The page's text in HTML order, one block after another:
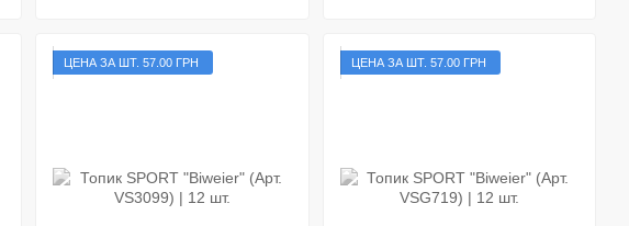
ЦЕНА ЗА ШТ. 57.00 ГРН ЦЕНА ЗА ШТ. 57.00 ГРН